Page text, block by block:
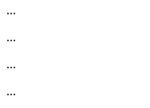
...
...
...
...